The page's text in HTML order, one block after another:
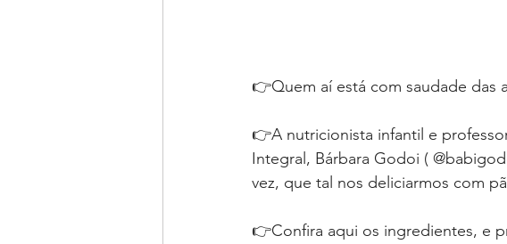
👉Quem aí está com saudade das
👉A nutricionista infantil e
Integral, Bárbara Godoi (
vez, que tal nos deliciarmos com
👉Confira aqui os ingredientes, e